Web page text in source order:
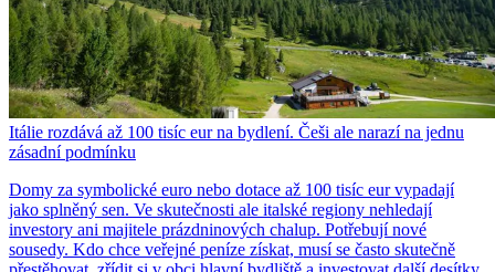
Itálie rozdává až 100 tisíc eur na bydlení. Češi ale narazí na jednu
zásadní podmínku
Domy za symbolické euro nebo dotace až 100 tisíc eur vypadají
jako splněný sen. Ve skutečnosti ale italské regiony nehledají
investory ani majitele prázdninových chalup. Potřebují nové
sousedy. Kdo chce veřejné peníze získat, musí se často skutečně